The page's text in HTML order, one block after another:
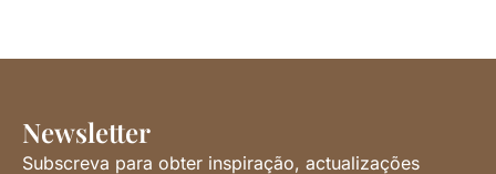
Newsletter
Subscreva para obter inspiração, actualizações